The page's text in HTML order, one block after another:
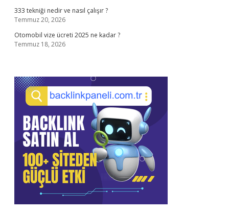
333 tekniği nedir ve nasıl çalışır ?
Temmuz 20, 2026
Otomobil vize ücreti 2025 ne kadar ?
Temmuz 18, 2026